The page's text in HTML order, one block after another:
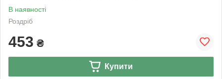
В наявності
Роздріб
453 ₴
Купити